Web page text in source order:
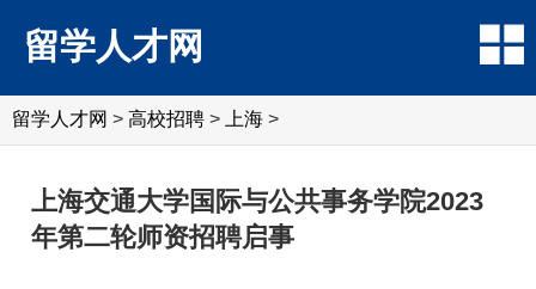
留学人才网
留学人才网 > 高校招聘 > 上海 >
上海交通大学国际与公共事务学院2023
年第二轮师资招聘启事